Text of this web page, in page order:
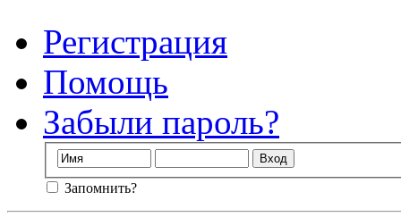
Регистрация
Помощь
Забыли пароль?
Запомнить?